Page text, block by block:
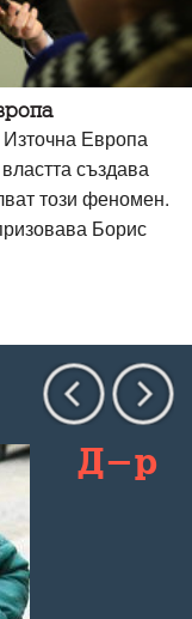
Европа
създава
този феномен.
Борис
Д-р